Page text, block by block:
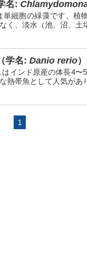
名:
単細胞の緑藻です。植
く、淡水（池、沼、土
学名: Danio rerio）
インド原産の体長4〜
熱帯魚として人気があ
1